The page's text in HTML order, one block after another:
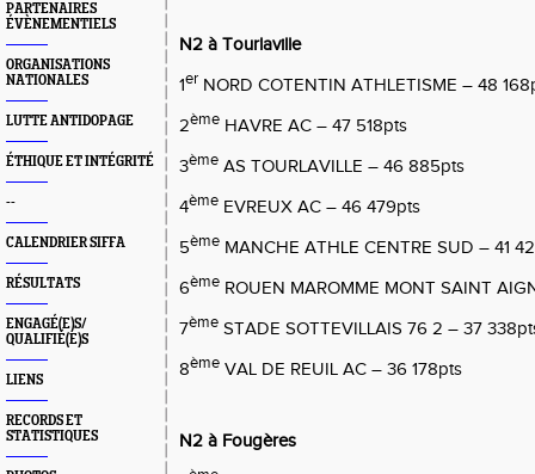
PARTENAIRES
ÉVÈNEMENTIELS
ORGANISATIONS
NATIONALES
LUTTE ANTIDOPAGE
ÉTHIQUE ET INTÉGRITÉ
--
CALENDRIER SIFFA
RÉSULTATS
ENGAGÉ(E)S/
QUALIFIÉ(E)S
LIENS
RECORDS ET
STATISTIQUES
N2 à Tourlaville
1er NORD COTENTIN ATHLETISME – 48
2ème HAVRE AC – 47 518pts
3ème AS TOURLAVILLE – 46 885pts
4ème EVREUX AC – 46 479pts
5ème MANCHE ATHLE CENTRE SUD – 41
6ème ROUEN MAROMME MONT SAINT
7ème STADE SOTTEVILLAIS 76 2 – 37
8ème VAL DE REUIL AC – 36 178pts
N2 à Fougères